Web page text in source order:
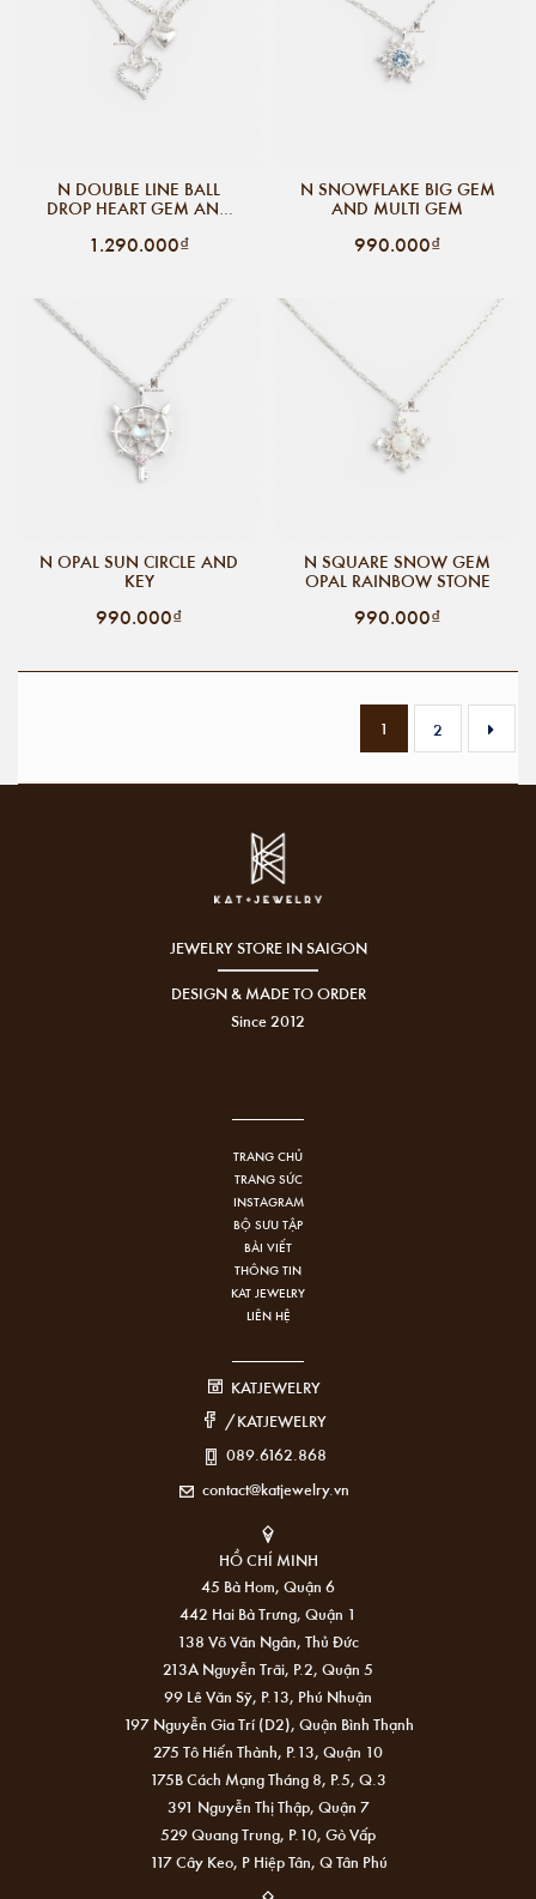
N DOUBLE LINE BALL
DROP HEART GEM AND
1.290.000₫
N SNOWFLAKE BIG GEM
AND MULTI GEM
990.000₫
N OPAL SUN CIRCLE AND
KEY
990.000₫
N SQUARE SNOW GEM
OPAL RAINBOW STONE
990.000₫
1 2
JEWELRY STORE IN SAIGON
DESIGN & MADE TO ORDER
Since 2012
TRANG CHỦ
TRANG SỨC
INSTAGRAM
BỘ SƯU TẬP
BÀI VIẾT
THÔNG TIN
KAT JEWELRY
LIÊN HỆ
KATJEWELRY
/KATJEWELRY
089.6162.868
contact@katjewelry.vn
HỒ CHÍ MINH
45 Bà Hom, Quận 6
442 Hai Bà Trưng, Quận 1
138 Võ Văn Ngân, Thủ Đức
213A Nguyễn Trãi, P.2, Quận 5
99 Lê Văn Sỹ, P.13, Phú Nhuận
197 Nguyễn Gia Trí (D2), Quận Bình Thạnh
275 Tô Hiến Thành, P.13, Quận 10
175B Cách Mạng Tháng 8, P.5, Q.3
391 Nguyễn Thị Thập, Quận 7
529 Quang Trung, P.10, Gò Vấp
117 Cây Keo, P Hiệp Tân, Q Tân Phú